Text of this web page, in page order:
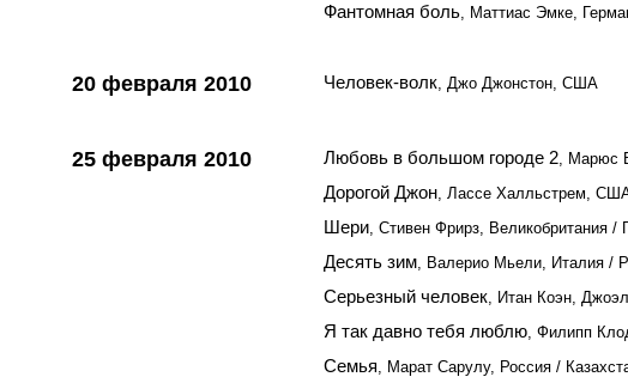
Фантомная боль, Маттиас Эмке,
20 февраля 2010 Человек-волк, Джо Джонстон, США
25 февраля 2010 Любовь в большом городе 2, Марюс
Дорогой Джон, Лассе Халльстрем,
Шери, Стивен Фрирз, Великобритания /
Десять зим, Валерио Мьели, Италия /
Серьезный человек, Итан Коэн,
Я так давно тебя люблю, Филипп
Семья, Марат Сарулу, Россия /